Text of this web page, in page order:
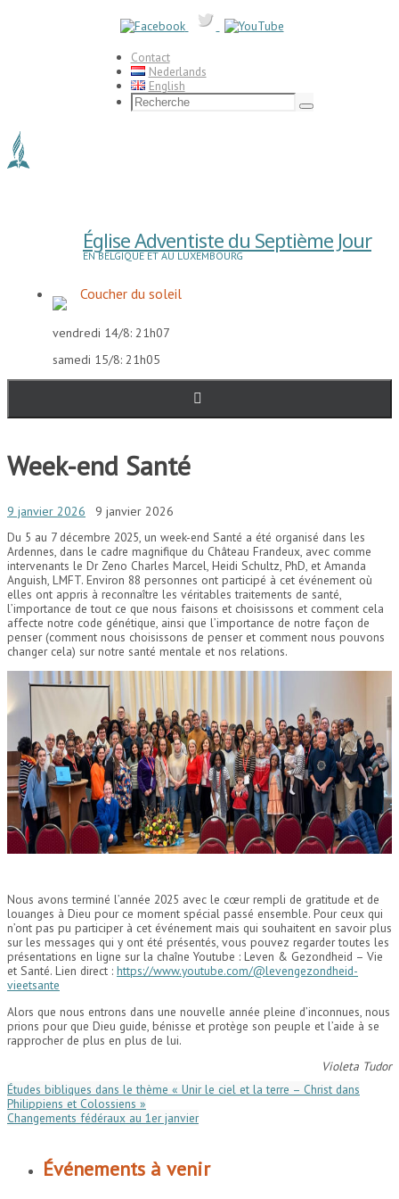
Contact
Nederlands
English
Search
for:
Recherche
Église Adventiste du Septième Jour
EN BELGIQUE ET AU LUXEMBOURG
Coucher du soleil
vendredi 14/8: 21h07
samedi 15/8: 21h05
Week-end Santé
9 janvier 2026
9 janvier 2026
Du 5 au 7 décembre 2025, un week-end Santé a été organisé dans les
Ardennes, dans le cadre magnifique du Château Frandeux, avec comme
intervenants le Dr Zeno Charles Marcel, Heidi Schultz, PhD, et Amanda
Anguish, LMFT. Environ 88 personnes ont participé à cet événement où
elles ont appris à reconnaître les véritables traitements de santé,
l’importance de tout ce que nous faisons et choisissons et comment cela
affecte notre code génétique, ainsi que l’importance de notre façon de
penser (comment nous choisissons de penser et comment nous pouvons
changer cela) sur notre santé mentale et nos relations.
Nous avons terminé l’année 2025 avec le cœur rempli de gratitude et de
louanges à Dieu pour ce moment spécial passé ensemble. Pour ceux qui
n’ont pas pu participer à cet événement mais qui souhaitent en savoir plus
sur les messages qui y ont été présentés, vous pouvez regarder toutes les
présentations en ligne sur la chaîne Youtube : Leven & Gezondheid – Vie
et Santé. Lien direct : https://www.youtube.com/@levengezondheid-
vieetsante
Alors que nous entrons dans une nouvelle année pleine d’inconnues, nous
prions pour que Dieu guide, bénisse et protège son peuple et l’aide à se
rapprocher de plus en plus de lui.
Violeta Tudor
Études bibliques dans le thème « Unir le ciel et la terre – Christ dans
Philippiens et Colossiens »
Changements fédéraux au 1er janvier
Événements à venir